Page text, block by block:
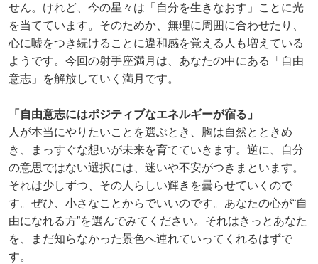
せん。けれど、今の星々は「自分を生きなおす」ことに光
を当てています。そのためか、無理に周囲に合わせたり、
心に嘘をつき続けることに違和感を覚える人も増えている
ようです。今回の射手座満月は、あなたの中にある「自由
意志」を解放していく満月です。
「自由意志にはポジティブなエネルギーが宿る」
人が本当にやりたいことを選ぶとき、胸は自然とときめ
き、まっすぐな想いが未来を育てていきます。逆に、自分
の意思ではない選択には、迷いや不安がつきまといます。
それは少しずつ、その人らしい輝きを曇らせていくので
す。ぜひ、小さなことからでいいのです。あなたの心が“自
由になれる方”を選んでみてください。それはきっとあなた
を、まだ知らなかった景色へ連れていってくれるはずで
す。